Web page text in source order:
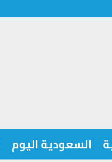
السعودية اليوم